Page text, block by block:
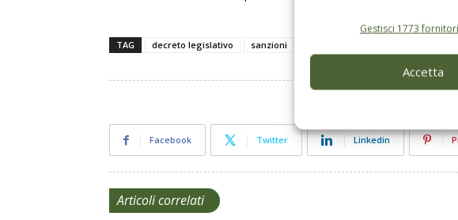
Gestisci 1773 fornitori
Accetta
TAG decreto legislativo sanzioni
Facebook Twitter Linkedin
Articoli correlati